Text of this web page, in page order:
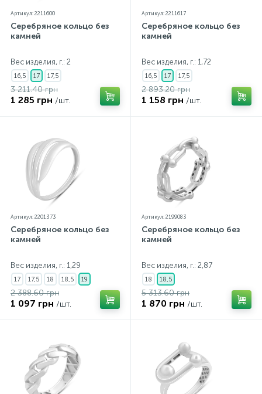
Артикул: 2211600
Серебряное кольцо без
камней
Вес изделия, г.: 2
16,5 17 17,5
3 211.40 грн
1 285 грн /шт.
Артикул: 2211617
Серебряное кольцо без
камней
Вес изделия, г.: 1,72
16,5 17 17,5
2 893.20 грн
1 158 грн /шт.
Артикул: 2201373
Серебряное кольцо без
камней
Вес изделия, г.: 1,29
17 17,5 18 18,5 19
2 388.60 грн
1 097 грн /шт.
Артикул: 2199083
Серебряное кольцо без
камней
Вес изделия, г.: 2,87
18 18,5
5 313.60 грн
1 870 грн /шт.